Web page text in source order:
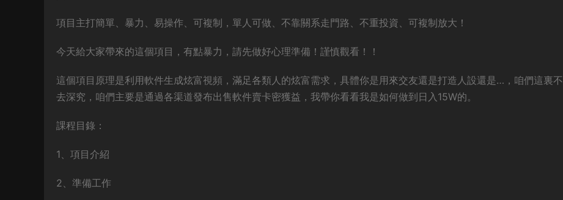
項目主打簡單、暴力、易操作、可複制，單人可做、不靠關系走門路、不重投資、可複制放大！
今天給大家帶來的這個項目，有點暴力，請先做好心理準備！謹慎觀看！！
這個項目原理是利用軟件生成炫富視頻，滿足各類人的炫富需求，具體你是用來交友還是打造人設還是…，咱們這裏不
去深究，咱們主要是通過各渠道發布出售軟件賣卡密獲益，我帶你看看我是如何做到日入15W的。
課程目錄：
1、項目介紹
2、準備工作